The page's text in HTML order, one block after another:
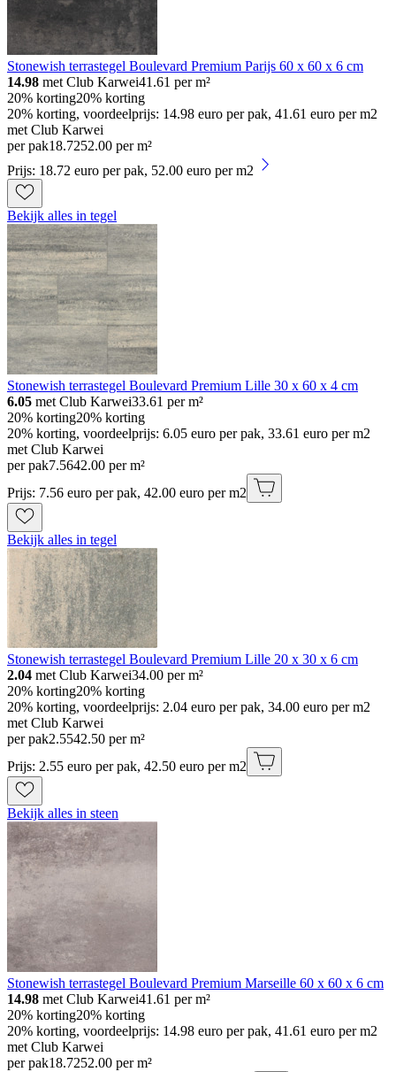
Stonewish terrastegel Boulevard Premium Parijs 60 x 60 x 6 cm
14.98 met Club Karwei41.61 per m²
20% korting20% korting
20% korting, voordeelprijs: 14.98 euro per pak, 41.61 euro per m2
met Club Karwei
per pak18.7252.00 per m²
Prijs: 18.72 euro per pak, 52.00 euro per m2
Bekijk alles in tegel
Stonewish terrastegel Boulevard Premium Lille 30 x 60 x 4 cm
6.05 met Club Karwei33.61 per m²
20% korting20% korting
20% korting, voordeelprijs: 6.05 euro per pak, 33.61 euro per m2
met Club Karwei
per pak7.5642.00 per m²
Prijs: 7.56 euro per pak, 42.00 euro per m2
Bekijk alles in tegel
Stonewish terrastegel Boulevard Premium Lille 20 x 30 x 6 cm
2.04 met Club Karwei34.00 per m²
20% korting20% korting
20% korting, voordeelprijs: 2.04 euro per pak, 34.00 euro per m2
met Club Karwei
per pak2.5542.50 per m²
Prijs: 2.55 euro per pak, 42.50 euro per m2
Bekijk alles in steen
Stonewish terrastegel Boulevard Premium Marseille 60 x 60 x 6 cm
14.98 met Club Karwei41.61 per m²
20% korting20% korting
20% korting, voordeelprijs: 14.98 euro per pak, 41.61 euro per m2
met Club Karwei
per pak18.7252.00 per m²